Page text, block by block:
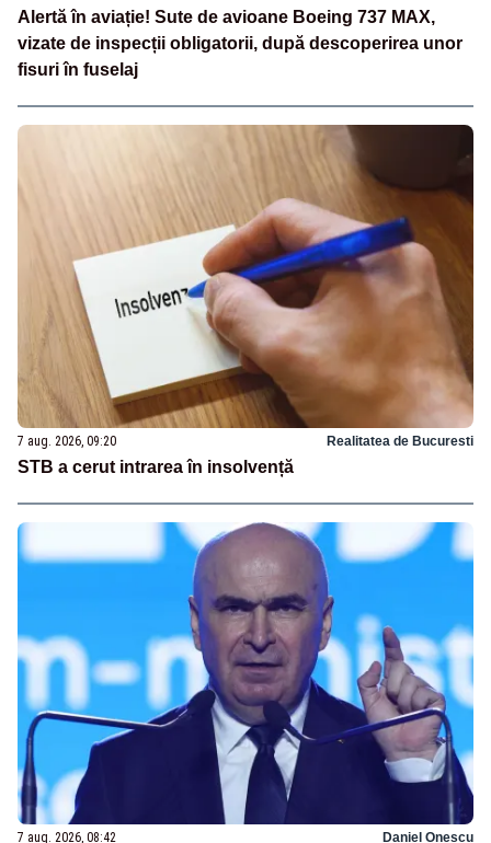
Alertă în aviație! Sute de avioane Boeing 737 MAX,
vizate de inspecții obligatorii, după descoperirea unor
fisuri în fuselaj
7 aug. 2026, 09:20 Realitatea de Bucuresti
STB a cerut intrarea în insolvență
7 aug. 2026, 08:42 Daniel Onescu